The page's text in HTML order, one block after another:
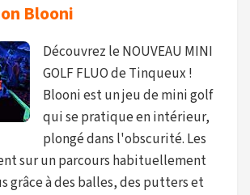
Blooni
Découvrez le NOUVEAU MINI
GOLF FLUO de Tinqueux !
Blooni est un jeu de mini golf
qui se pratique en intérieur,
plongé dans l'obscurité. Les
sur un parcours habituellement
grâce à des balles, des putters et